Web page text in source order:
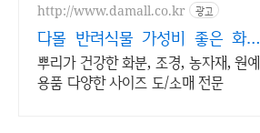
http://www.damall.co.kr 광고
다몰 반려식물 가성비 좋은 화분
도매 전문
뿌리가 건강한 화분, 조경, 농자재, 원예
용품 다양한 사이즈 도/소매 전문